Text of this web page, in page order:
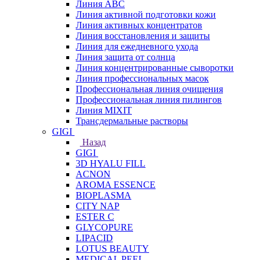
Линия АВС
Линия активной подготовки кожи
Линия активных концентратов
Линия восстановления и защиты
Линия для ежедневного ухода
Линия защита от солнца
Линия концентрированные сыворотки
Линия профессиональных масок
Профессиональная линия очищения
Профессиональная линия пилингов
Линия MIXIT
Трансдермальные растворы
GIGI
Назад
GIGI
3D HYALU FILL
ACNON
AROMA ESSENCE
BIOPLASMA
CITY NAP
ESTER C
GLYCOPURE
LIPACID
LOTUS BEAUTY